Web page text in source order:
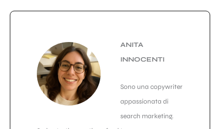
ANITA
INNOCENTI
Sono una copywriter
appassionata di
search marketing.